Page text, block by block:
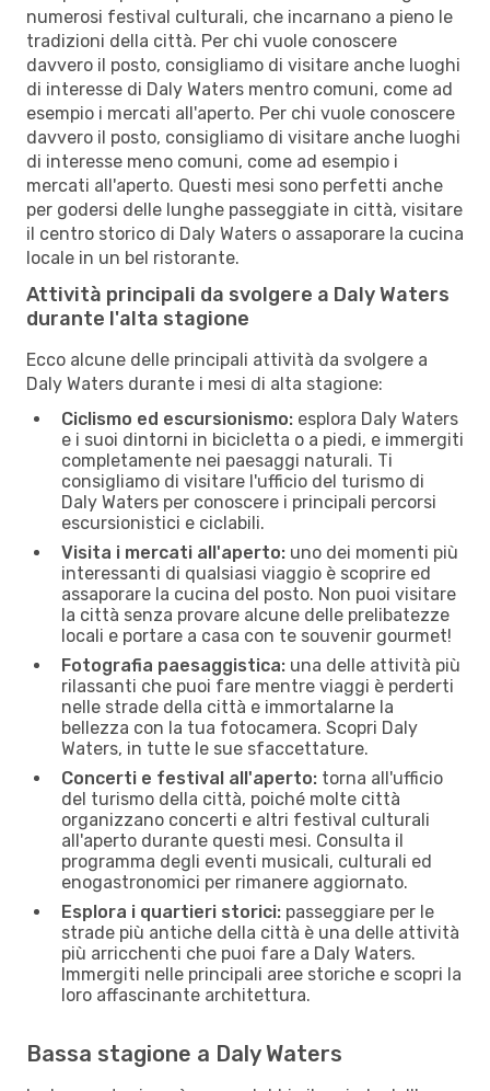
numerosi festival culturali, che incarnano a pieno le
tradizioni della città. Per chi vuole conoscere
davvero il posto, consigliamo di visitare anche luoghi
di interesse di Daly Waters mentro comuni, come ad
esempio i mercati all'aperto. Per chi vuole conoscere
davvero il posto, consigliamo di visitare anche luoghi
di interesse meno comuni, come ad esempio i
mercati all'aperto. Questi mesi sono perfetti anche
per godersi delle lunghe passeggiate in città, visitare
il centro storico di Daly Waters o assaporare la cucina
locale in un bel ristorante.
Attività principali da svolgere a Daly Waters
durante l'alta stagione
Ecco alcune delle principali attività da svolgere a
Daly Waters durante i mesi di alta stagione:
Ciclismo ed escursionismo: esplora Daly Waters
e i suoi dintorni in bicicletta o a piedi, e immergiti
completamente nei paesaggi naturali. Ti
consigliamo di visitare l'ufficio del turismo di
Daly Waters per conoscere i principali percorsi
escursionistici e ciclabili.
Visita i mercati all'aperto: uno dei momenti più
interessanti di qualsiasi viaggio è scoprire ed
assaporare la cucina del posto. Non puoi visitare
la città senza provare alcune delle prelibatezze
locali e portare a casa con te souvenir gourmet!
Fotografia paesaggistica: una delle attività più
rilassanti che puoi fare mentre viaggi è perderti
nelle strade della città e immortalarne la
bellezza con la tua fotocamera. Scopri Daly
Waters, in tutte le sue sfaccettature.
Concerti e festival all'aperto: torna all'ufficio
del turismo della città, poiché molte città
organizzano concerti e altri festival culturali
all'aperto durante questi mesi. Consulta il
programma degli eventi musicali, culturali ed
enogastronomici per rimanere aggiornato.
Esplora i quartieri storici: passeggiare per le
strade più antiche della città è una delle attività
più arricchenti che puoi fare a Daly Waters.
Immergiti nelle principali aree storiche e scopri la
loro affascinante architettura.
Bassa stagione a Daly Waters